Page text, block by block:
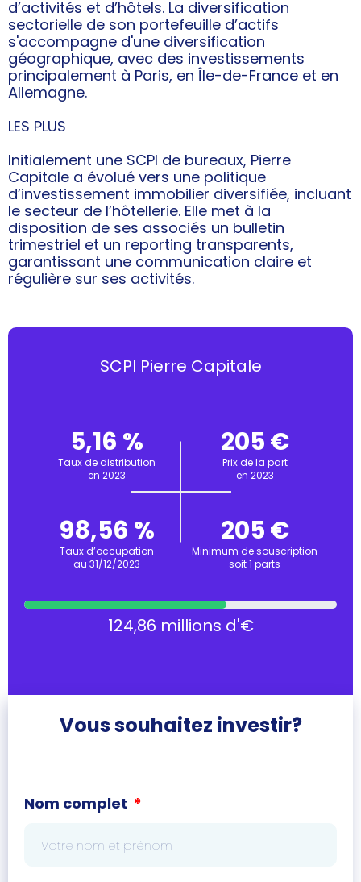
d’activités et d’hôtels. La diversification
sectorielle de son portefeuille d’actifs
s'accompagne d'une diversification
géographique, avec des investissements
principalement à Paris, en Île-de-France et en
Allemagne.
LES PLUS
Initialement une SCPI de bureaux, Pierre
Capitale a évolué vers une politique
d’investissement immobilier diversifiée, incluant
le secteur de l’hôtellerie. Elle met à la
disposition de ses associés un bulletin
trimestriel et un reporting transparents,
garantissant une communication claire et
régulière sur ses activités.
SCPI Pierre Capitale
5,16 %
Taux de distribution
en 2023
205 €
Prix de la part
en 2023
98,56 %
Taux d’occupation
au 31/12/2023
205 €
Minimum de souscription
soit 1 parts
124,86 millions d'€
Vous souhaitez investir?
Nom complet